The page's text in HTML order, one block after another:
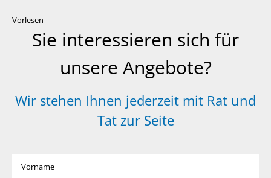
Vorlesen
Sie interessieren sich für
unsere Angebote?
Wir stehen Ihnen jederzeit mit Rat und
Tat zur Seite